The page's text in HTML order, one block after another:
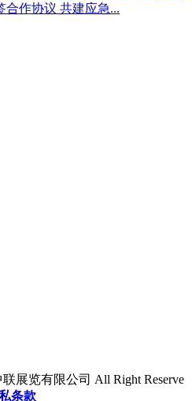
合作协议 共建应急...
展览有限公司 All Right Reserve
条款